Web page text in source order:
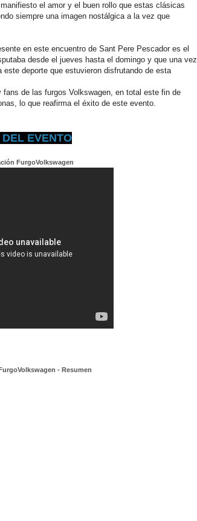
el amor y el buen rollo que estas clásicas
siempre una imagen nostálgica a la vez que
en este encuentro de Sant Pere Pescador es el
desde el jueves hasta el domingo y que una vez
deporte que estuvieron disfrutando de esta
de las furgos Volkswagen, en total este fin de
lo que reafirma el éxito de este evento.
DEL EVENTO
FurgoVolkswagen
- Resumen